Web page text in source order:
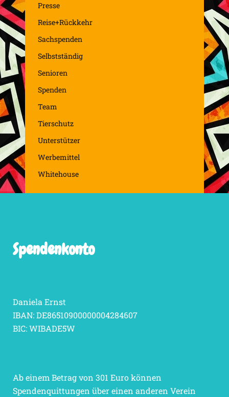
Presse
Reise+Rückkehr
Sachspenden
Selbstständig
Senioren
Spenden
Team
Tierschutz
Unterstützer
Werbemittel
Whitehouse
Spendenkonto
Daniela Ernst
IBAN: DE86510900000004284607
BIC: WIBADE5W
Ab einem Betrag von 301 Euro können
Spendenquittungen über einen anderen Verein